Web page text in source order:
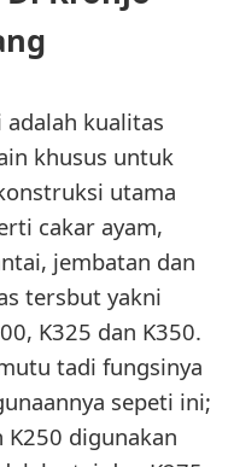
kualitas
khusus untuk
utama
cakar ayam,
jembatan dan
tersbut yakni
K325 dan K350.
tadi fungsinya
sepeti ini;
digunakan